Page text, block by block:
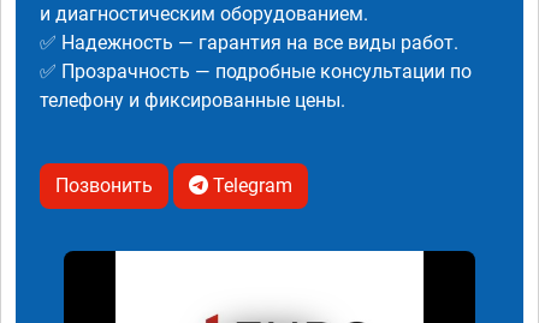
и диагностическим оборудованием.
✅ Надежность — гарантия на все виды работ.
✅ Прозрачность — подробные консультации по
телефону и фиксированные цены.
Позвонить Telegram